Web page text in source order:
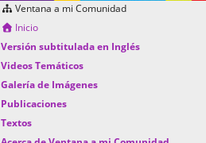
Ventana a mi Comunidad
Inicio
Versión subtitulada en Inglés
Videos Temáticos
Galería de Imágenes
Publicaciones
Textos